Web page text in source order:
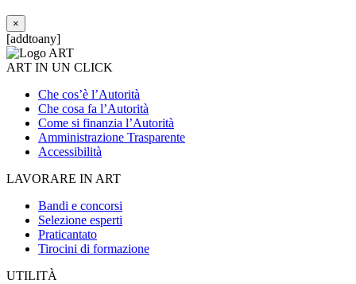
×
[addtoany]
ART IN UN CLICK
Che cos’è l’Autorità
Che cosa fa l’Autorità
Come si finanzia l’Autorità
Amministrazione Trasparente
Accessibilità
LAVORARE IN ART
Bandi e concorsi
Selezione esperti
Praticantato
Tirocini di formazione
UTILITÀ